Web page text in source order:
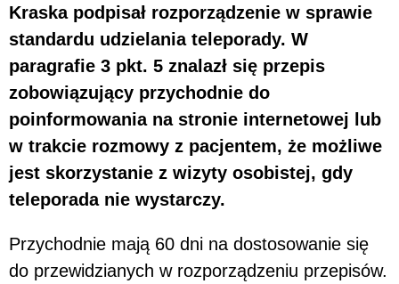
Kraska podpisał rozporządzenie w sprawie
standardu udzielania teleporady. W
paragrafie 3 pkt. 5 znalazł się przepis
zobowiązujący przychodnie do
poinformowania na stronie internetowej lub
w trakcie rozmowy z pacjentem, że możliwe
jest skorzystanie z wizyty osobistej, gdy
teleporada nie wystarczy.
Przychodnie mają 60 dni na dostosowanie się
do przewidzianych w rozporządzeniu przepisów.